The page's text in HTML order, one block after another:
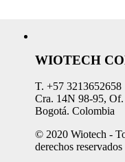
WIOTECH
T. +57 3213652658
Cra. 14N 98-95,
Bogotá. Colombia
© 2020 Wiotech -
derechos reservados